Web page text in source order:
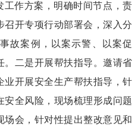
工作方案，明确时间节点，责
开专项行动部署会，深入分
故案例，以案示警、以案促
。二是开展帮扶指导。邀请省
业开展安全生产帮扶指导，针
全风险，现场梳理形成问题
会，针对性提出整改意见和